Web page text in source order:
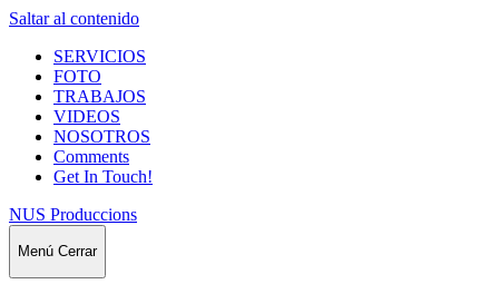
Saltar al contenido
SERVICIOS
FOTO
TRABAJOS
VIDEOS
NOSOTROS
Comments
Get In Touch!
NUS Produccions
Menú Cerrar